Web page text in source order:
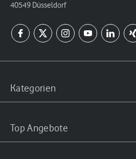
40549 Düsseldorf
Kategorien
Top Angebote